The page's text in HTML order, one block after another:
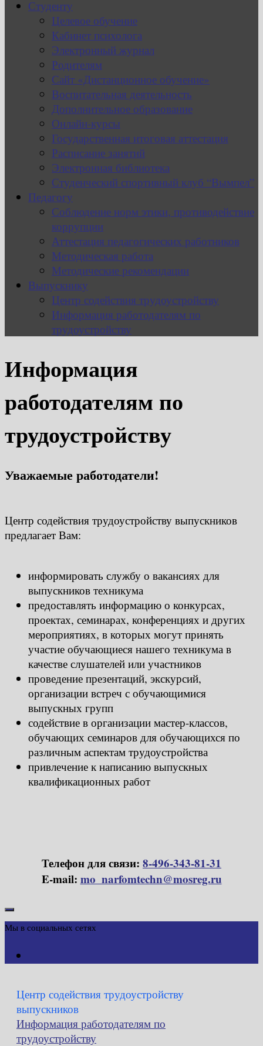
Студенту
Целевое обучение
Кабинет психолога
Электронный журнал
Родителям
Сайт «Дистанционное обучение»
Воспитательная деятельность
Дополнительное образование
Онлайн-курсы
Государственная итоговая аттестация
Расписание занятий
Электронная библиотека
Студенческий спортивный клуб “Вымпел”
Педагогу
Соблюдение норм этики, противодействие
коррупции
Аттестация педагогических работников
Методическая работа
Методические рекомендации
Выпускнику
Центр содействия трудоустройству
Информация работодателям по
трудоустройству
Информация
работодателям по
трудоустройству
Уважаемые работодатели!
Центр содействия трудоустройству выпускников
предлагает Вам:
информировать службу о вакансиях для
выпускников техникума
предоставлять информацию о конкурсах,
проектах, семинарах, конференциях и других
мероприятиях, в которых могут принять
участие обучающиеся нашего техникума в
качестве слушателей или участников
проведение презентаций, экскурсий,
организации встреч с обучающимися
выпускных групп
содействие в организации мастер-классов,
обучающих семинаров для обучающихся по
различным аспектам трудоустройства
привлечение к написанию выпускных
квалификационных работ
Телефон для связи: 8-496-343-81-31
E-mail: mo_narfomtechn@mosreg.ru
Мы в социальных сетях
Центр содействия трудоустройству
выпускников
Информация работодателям по
трудоустройству